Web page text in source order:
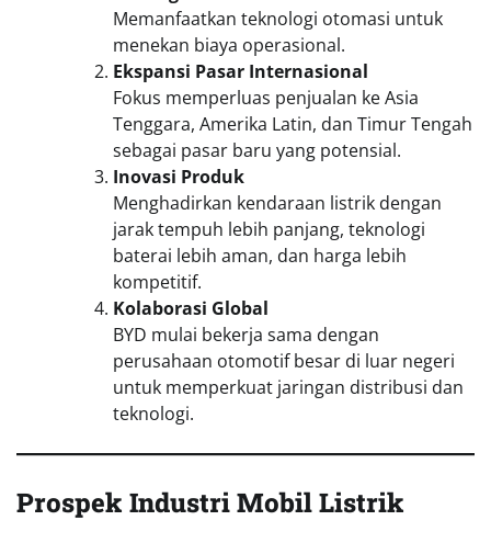
Memanfaatkan teknologi otomasi untuk
menekan biaya operasional.
Ekspansi Pasar Internasional
Fokus memperluas penjualan ke Asia
Tenggara, Amerika Latin, dan Timur Tengah
sebagai pasar baru yang potensial.
Inovasi Produk
Menghadirkan kendaraan listrik dengan
jarak tempuh lebih panjang, teknologi
baterai lebih aman, dan harga lebih
kompetitif.
Kolaborasi Global
BYD mulai bekerja sama dengan
perusahaan otomotif besar di luar negeri
untuk memperkuat jaringan distribusi dan
teknologi.
Prospek Industri Mobil Listrik